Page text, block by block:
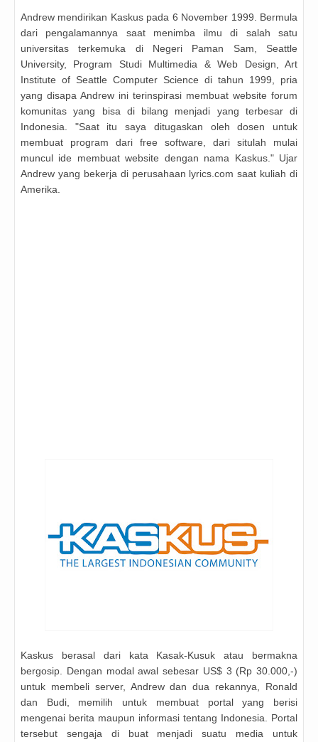
Andrew mendirikan Kaskus pada 6 November 1999. Bermula
dari pengalamannya saat menimba ilmu di salah satu
universitas terkemuka di Negeri Paman Sam, Seattle
University, Program Studi Multimedia & Web Design, Art
Institute of Seattle Computer Science di tahun 1999, pria
yang disapa Andrew ini terinspirasi membuat website forum
komunitas yang bisa di bilang menjadi yang terbesar di
Indonesia. "Saat itu saya ditugaskan oleh dosen untuk
membuat program dari free software, dari situlah mulai
muncul ide membuat website dengan nama Kaskus." Ujar
Andrew yang bekerja di perusahaan lyrics.com saat kuliah di
Amerika.
Kaskus berasal dari kata Kasak-Kusuk atau bermakna
bergosip. Dengan modal awal sebesar US$ 3 (Rp 30.000,-)
untuk membeli server, Andrew dan dua rekannya, Ronald
dan Budi, memilih untuk membuat portal yang berisi
mengenai berita maupun informasi tentang Indonesia. Portal
tersebut sengaja di buat menjadi suatu media untuk